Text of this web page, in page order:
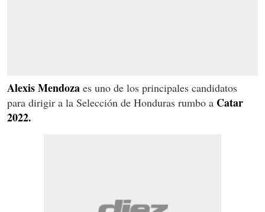
Alexis Mendoza es uno de los principales candidatos
para dirigir a la Selección de Honduras rumbo a Catar
2022.